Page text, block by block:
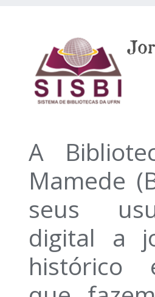
A
Mamede
seus
digital a
histórico